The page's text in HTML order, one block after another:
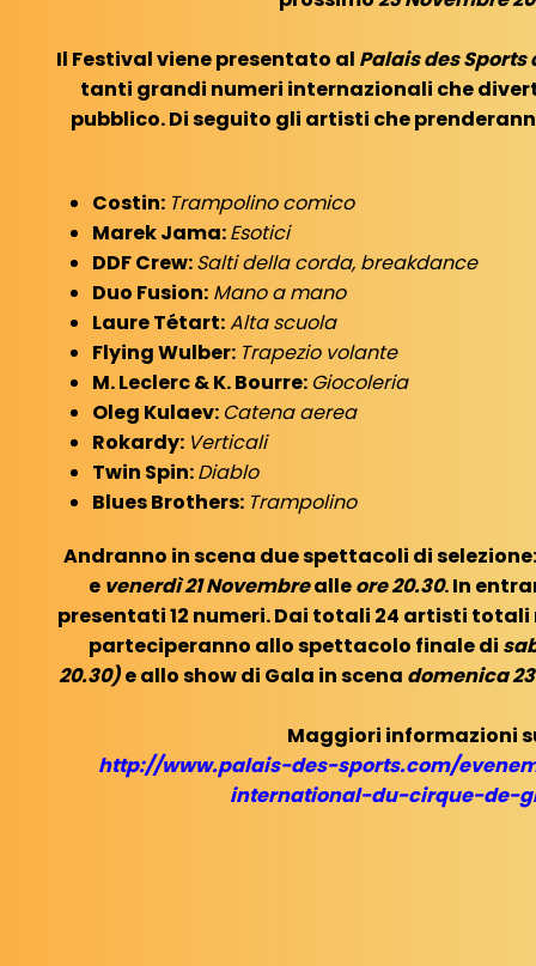
Il Festival viene presentato al Palais des Sports
tanti grandi numeri internazionali che
pubblico. Di seguito gli artisti che
Costin: Trampolino comico
Marek Jama:Esotici
DDF Crew:Salti della corda, breakdance
Duo Fusion: Mano a mano
Laure Tétart:Alta scuola
Flying Wulber: Trapezio volante
M. Leclerc & K. Bourre: Giocoleria
Oleg Kulaev: Catena aerea
Rokardy: Verticali
Twin Spin:Diablo
Blues Brothers: Trampolino
Andranno in scena due spettacoli di
e venerdì 21 Novembrealleore 20.30. In
presentati 12 numeri. Dai totali 24 artisti totali
parteciperanno allo spettacolo finale di
20.30)e allo show di Gala in scena domenica
Maggiori informazioni
http://www.palais-des-sports.com/
international-du-cirque-de-